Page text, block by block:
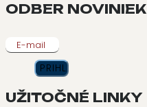
ODBER NOVINIEK
E-mail
UŽITOČNÉ LINKY